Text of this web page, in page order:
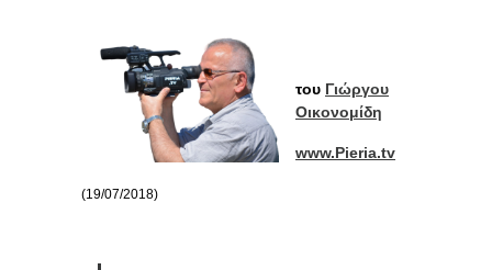
του Γιώργου
Οικονομίδη
www.Pieria.tv
(19/07/2018)